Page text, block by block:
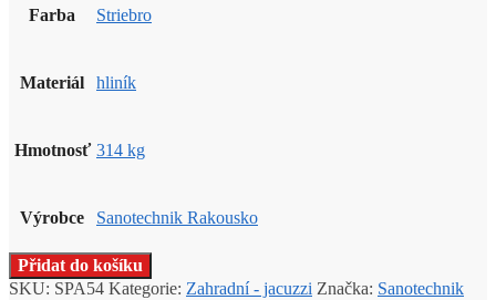
Farba Striebro
Materiál hliník
Hmotnosť 314 kg
Výrobce Sanotechnik Rakousko
Přidat do košíku
SKU: SPA54 Kategorie: Zahradní - jacuzzi Značka: Sanotechnik